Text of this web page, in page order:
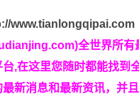
www.tianlongqipai.com
全世界所有
,在这里您随时都能找到
新消息和最新资讯，并